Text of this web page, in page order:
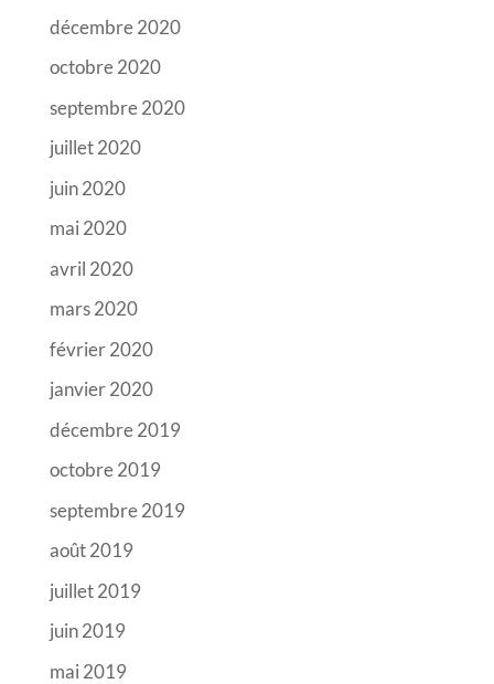
décembre 2020
octobre 2020
septembre 2020
juillet 2020
juin 2020
mai 2020
avril 2020
mars 2020
février 2020
janvier 2020
décembre 2019
octobre 2019
septembre 2019
août 2019
juillet 2019
juin 2019
mai 2019